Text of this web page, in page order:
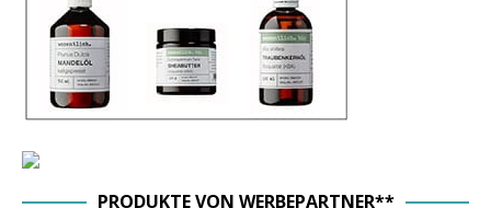
PRODUKTE VON WERBEPARTNER**